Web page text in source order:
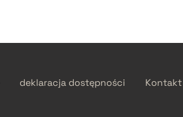
deklaracja dostępności Kontakt